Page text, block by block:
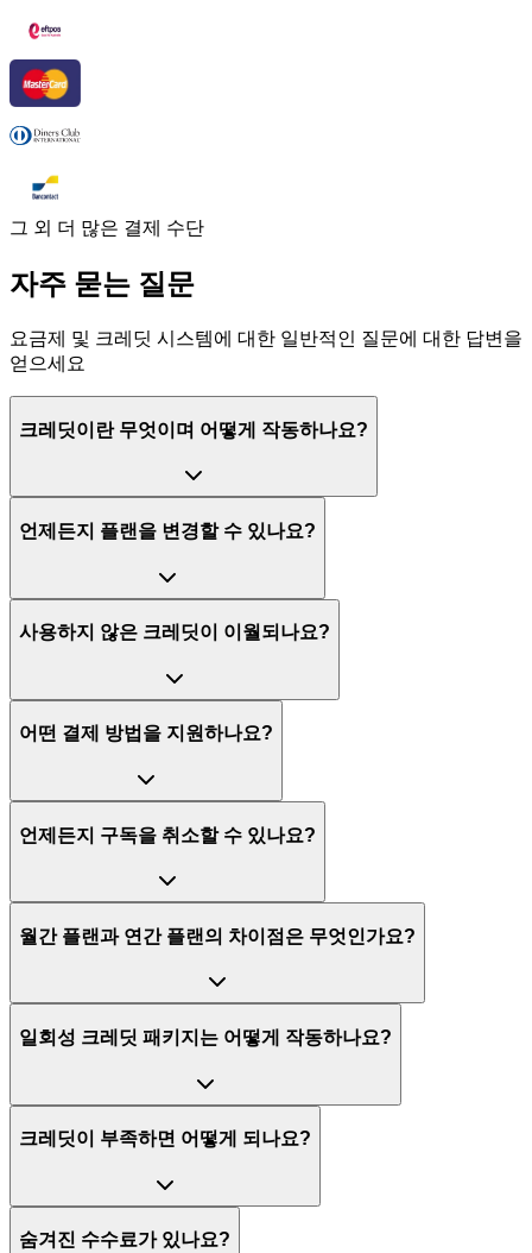
그 외 더 많은 결제 수단
자주 묻는 질문
요금제 및 크레딧 시스템에 대한 일반적인 질문에 대한 답변을
얻으세요
크레딧이란 무엇이며 어떻게 작동하나요?
언제든지 플랜을 변경할 수 있나요?
사용하지 않은 크레딧이 이월되나요?
어떤 결제 방법을 지원하나요?
언제든지 구독을 취소할 수 있나요?
월간 플랜과 연간 플랜의 차이점은 무엇인가요?
일회성 크레딧 패키지는 어떻게 작동하나요?
크레딧이 부족하면 어떻게 되나요?
숨겨진 수수료가 있나요?